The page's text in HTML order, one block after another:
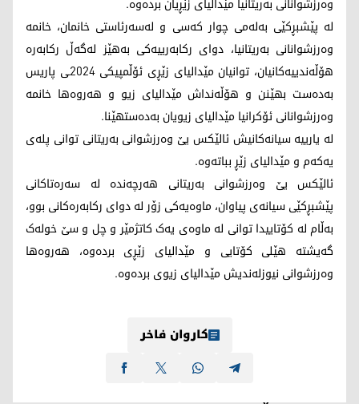
لە پێشبڕکێی بەلەمی چوار کەسی و لەسەرئاستی خانمان، خانمە
وەرزشوانانی بەریتانیا، دوای رکابەرییەکی بەهێز لەگەڵ رکابەرە
هۆڵەندییەکانیان، توانیان مێدالیای زێڕی ئۆڵمپیکی 2024ـی پاریس
بەدەست بهێنن و هۆڵەنداش مێدالیای زیو و هەروەها خانمە
وەرزشوانانی ئۆکرانیا مێدالیای زیویان بەدەستهێنا.
لە یارییە سیانەکانیش ئالێکس یێ وەرزشوانی بەریتانی توانی پلەی
یەکەم و مێدالیای زێڕ بباتەوە.
ئالێکس یێ وەرزشوانی بەریتانی هەرچەندە لە سەرەتاکانی
پێشبڕکێی سیانەی پیاوان، ماوەیەکی زۆر لە دوای رکابەرەکانی بوو،
بەڵام لە کۆتاییدا توانی لە ماوەی یەک کاتژمێر و چل و سێ خولەک
گەیشتە هێلی کۆتایی و مێدالیای زێڕی بردەوە، هەروەها
وەرزشوانی نیوزلەندیش مێدالیای زیوی بردەوە.
کاروان فاخر